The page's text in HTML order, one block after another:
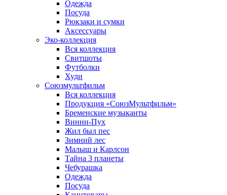
Одежда
Посуда
Рюкзаки и сумки
Аксессуары
Эко-коллекция
Вся коллекция
Свитшоты
Футболки
Худи
Союзмультфильм
Вся коллекция
Продукция «СоюзМультфильм»
Бременские музыканты
Винни-Пух
Жил был пес
Зимний лес
Малыш и Карлсон
Тайна 3 планеты
Чебурашка
Одежда
Посуда